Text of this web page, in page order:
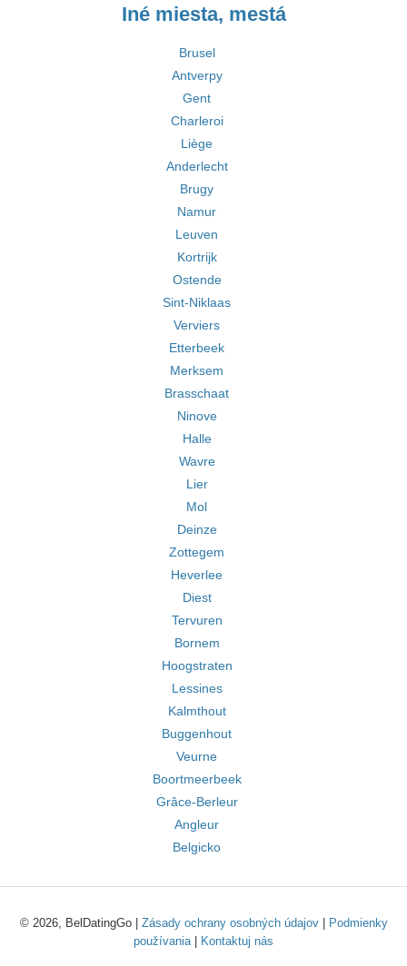
Iné miesta, mestá
Brusel
Antverpy
Gent
Charleroi
Liège
Anderlecht
Brugy
Namur
Leuven
Kortrijk
Ostende
Sint-Niklaas
Verviers
Etterbeek
Merksem
Brasschaat
Ninove
Halle
Wavre
Lier
Mol
Deinze
Zottegem
Heverlee
Diest
Tervuren
Bornem
Hoogstraten
Lessines
Kalmthout
Buggenhout
Veurne
Boortmeerbeek
Grâce-Berleur
Angleur
Belgicko
© 2026, BelDatingGo | Zásady ochrany osobných údajov|
Podmienky
používania| Kontaktuj nás